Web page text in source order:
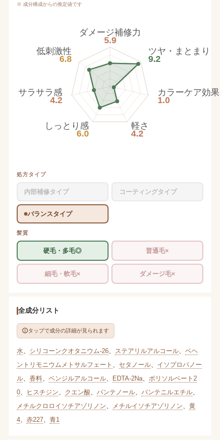
※ 成分構成からの推定値です
ダメージ補修力
5.9
ツヤ・まとまり
9.2
カラーケア効果
1.0
軽さ
4.2
しっとり感
6.0
サラサラ感
4.2
低刺激性
6.8
処方タイプ
内部補修タイプ コーティングタイプ
バランスタイプ
髪質
硬毛・多毛◎ 普通毛×
細毛・軟毛× ダメージ毛×
全成分リスト
タップで成分の詳細が見られます
水 シリコーンクオタニウム-26、 ステアリルアルコール、 ベヘ
ントリモニウムメトサルフェート
セタノール、 イソプロパノー
ル、 香料、 ベンジルアルコール、 EDTA-2Na、 ポリソルベート2
0、 ヒスチジン クエン酸 パンテノール、 パンテニルエチル、
メチルクロロイソチアゾリノン
メチルイソチアゾリノン
黄
4、 赤227、 青1